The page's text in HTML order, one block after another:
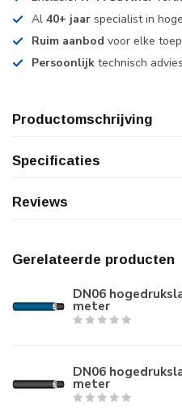
Al 40+ jaar specialist in
Ruim aanbod voor elke
Persoonlijk technisch advies
Productomschrijving
Specificaties
Reviews
Gerelateerde producten
DN06
meter
DN06
meter